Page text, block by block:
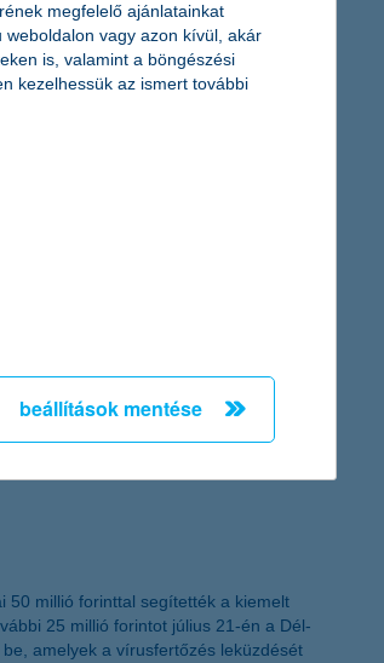
6,5 százalékos árbevétel-bővüléssel
50 millió forinttal segítették a kiemelt
25 millió forintot július 21-én a Dél-
amelyek a vírusfertőzés leküzdését
megfelelő ajánlatainkat
weboldalon vagy azon kívül, akár
is, valamint a böngészési
kezelhessük az ismert további
beállítások mentése